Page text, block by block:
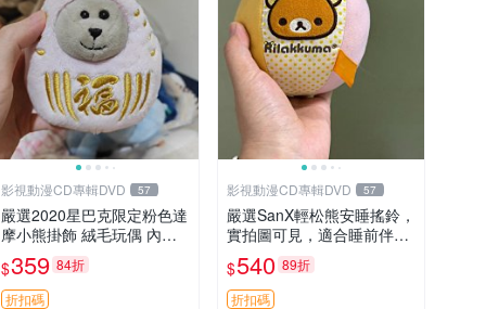
影視動漫CD專輯DVD 57
嚴選2020星巴克限定粉色達
摩小熊掛飾 絨毛玩偶 內裡
小熊 可愛 御用伴侶 默認微
暇 售後自理 小熊掛飾 星巴
克 限量版
$359 84折
折扣碼
影視動漫CD專輯DVD 57
嚴選SanX輕松熊安睡搖鈴，
實拍圖可見，適合睡前伴
侶， Picks安撫好物 0325
懸吊 電腦
$540 89折
折扣碼